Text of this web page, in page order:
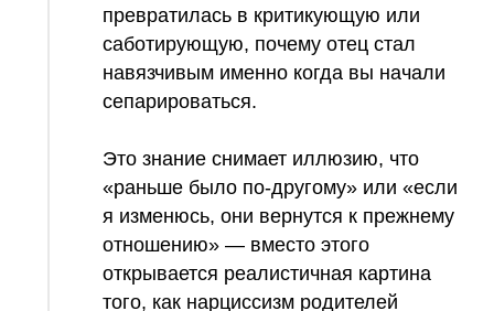
превратилась в критикующую или
саботирующую, почему отец стал
навязчивым именно когда вы начали
сепарироваться.
Это знание снимает иллюзию, что
«раньше было по-другому» или «если
я изменюсь, они вернутся к прежнему
отношению» — вместо этого
открывается реалистичная картина
того, как нарциссизм родителей